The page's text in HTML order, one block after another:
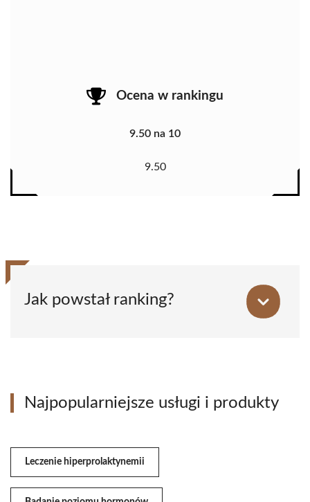
Ocena w rankingu
9.50 na 10
9.50
Jak powstał ranking?
Najpopularniejsze usługi i produkty
Leczenie hiperprolaktynemii